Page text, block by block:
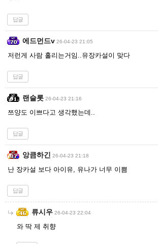
답글
에드먼드v 26-04-23 21:05
저런게 사람 홀리는거임..유장카설이 맞다
답글
랜슬롯 26-04-23 21:16
쯔양도 이쁘다고 생각했는데..
답글
앙큼하긴 26-04-23 21:18
난 장카설 보다 아이유, 유나가 너무 이쁨
답글
류시우 26-04-23 22:04
와 딱 제 취향